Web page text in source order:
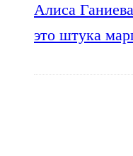
Алиса
это штука